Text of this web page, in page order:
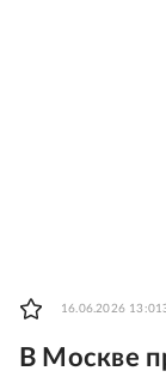
16.06.2026 13:01
В Москве